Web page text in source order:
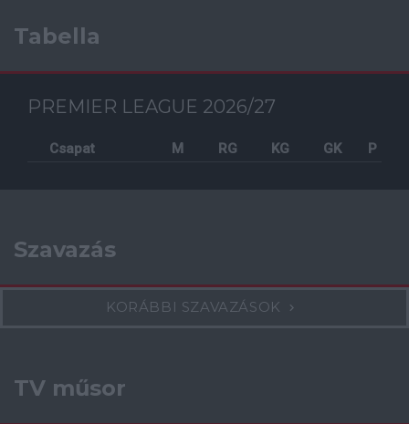
Tabella
PREMIER LEAGUE 2026/27
Csapat M RG KG GK P
Szavazás
KORÁBBI SZAVAZÁSOK
TV műsor